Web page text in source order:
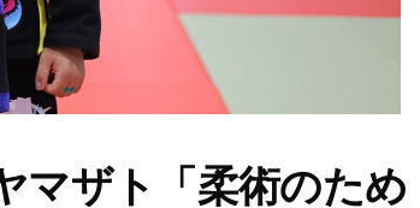
マザト「柔術のため